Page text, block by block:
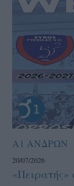
Α1 ΑΝΔΡΩΝ
20/07/2026